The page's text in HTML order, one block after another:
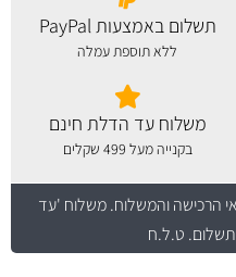
תשלום באמצעות PayPal
ללא תוספת עמלה
משלוח עד הדלת חינם
בקנייה מעל 499 שקלים
הרכישה והמשלוח. משלוח 'עד
ט.ל.ח